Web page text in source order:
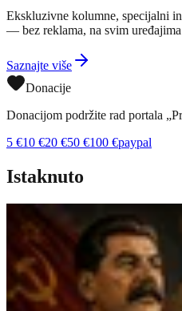
Ekskluzivne kolumne, specijalni
— bez reklama, na svim
Saznajte više
Donacije
Donacijom podržite rad portala
5 €10 €20 €50 €100 €paypal
Istaknuto